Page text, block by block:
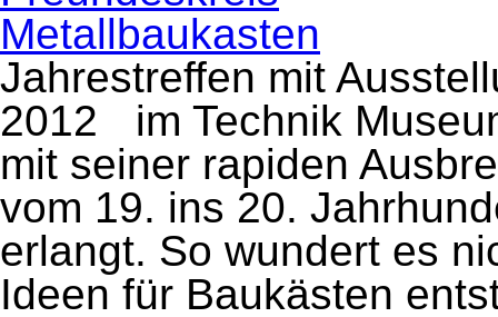
Jahrestreffen mit
2012 im Technik
mit seiner rapiden
vom 19. ins 20.
erlangt. So wundert es
Ideen für Baukästen